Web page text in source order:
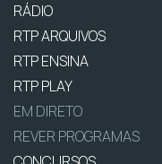
RÁDIO
RTP ARQUIVOS
RTP ENSINA
RTP PLAY
EM DIRETO
REVER PROGRAMAS